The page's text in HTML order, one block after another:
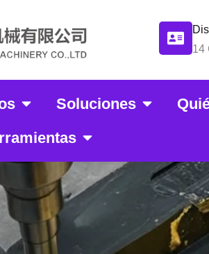
14
Soluciones